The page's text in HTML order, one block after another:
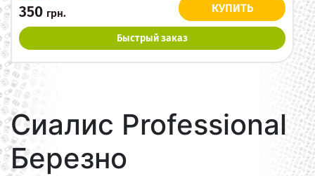
350 грн. КУПИТЬ
Быстрый заказ
Сиалис Professional
Березно